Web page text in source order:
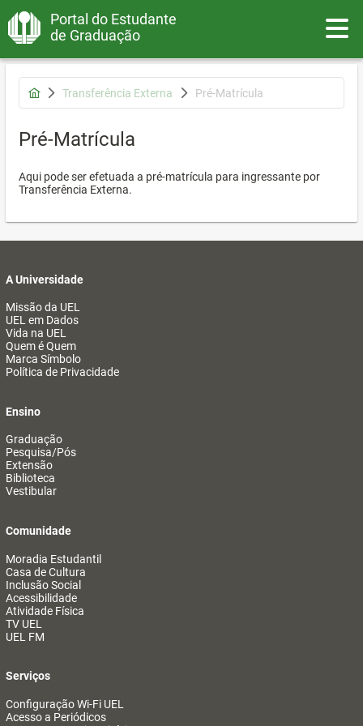
Portal do Estudante
de Graduação
Transferência Externa Pré-Matrícula
Pré-Matrícula
Aqui pode ser efetuada a pré-matrícula para ingressante por
Transferência Externa.
A Universidade
Missão da UEL
UEL em Dados
Vida na UEL
Quem é Quem
Marca Símbolo
Política de Privacidade
Ensino
Graduação
Pesquisa/Pós
Extensão
Biblioteca
Vestibular
Comunidade
Moradia Estudantil
Casa de Cultura
Inclusão Social
Acessibilidade
Atividade Física
TV UEL
UEL FM
Serviços
Configuração Wi-Fi UEL
Acesso a Periódicos